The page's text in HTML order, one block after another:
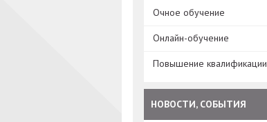
Очное обучение
Онлайн-обучение
Повышение квалификации
НОВОСТИ, СОБЫТИЯ